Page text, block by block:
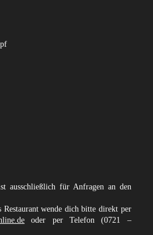
ausschließlich für Anfragen an den
wende dich bitte direkt per
oder per Telefon (0721 –